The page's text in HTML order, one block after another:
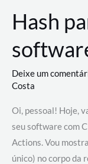
Hash
Deixe um
Costa
Oi, pessoal! Hoje,
seu software com
Actions. Vou
único) no corpo da